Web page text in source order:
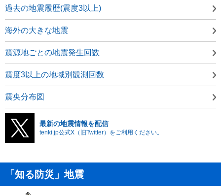
過去の地震履歴(震度3以上)
海外の大きな地震
震源地ごとの地震発生回数
震度3以上の地域別観測回数
震央分布図
最新の地震情報を配信
tenki.jp公式X（旧Twitter）をご利用ください。
「知る防災」地震